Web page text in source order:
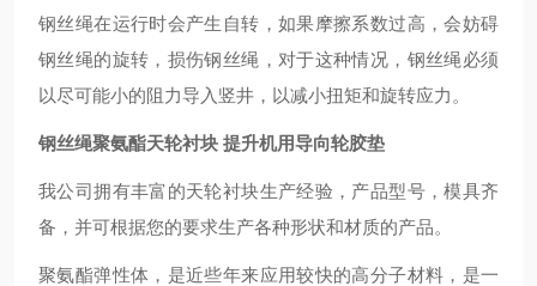
钢丝绳在运行时会产生自转，如果摩擦系数过高，会妨碍
钢丝绳的旋转，损伤钢丝绳，对于这种情况，钢丝绳必须
以尽可能小的阻力导入竖井，以减小扭矩和旋转应力。
钢丝绳聚氨酯天轮衬块 提升机用导向轮胶垫
我公司拥有丰富的天轮衬块生产经验，产品型号，模具齐
备，并可根据您的要求生产各种形状和材质的产品。
聚氨酯弹性体，是近些年来应用较快的高分子材料，是一